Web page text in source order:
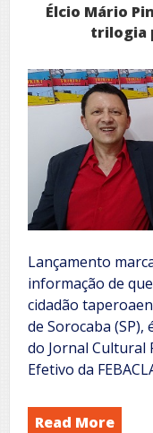
Élcio Mário
trilogia
Lançamento
informação de
cidadão
de Sorocaba
do Jornal Cultural
Efetivo da
Read More